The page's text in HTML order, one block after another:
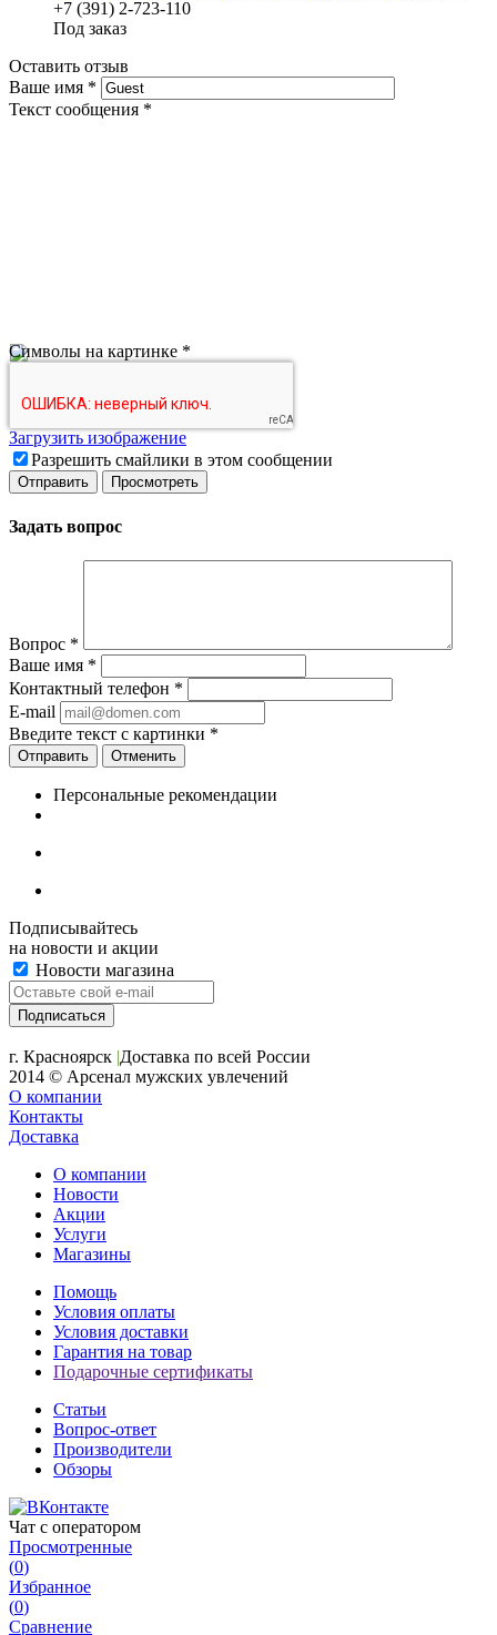
+7 (391) 2-723-110
Под заказ
Оставить отзыв
Ваше имя *
Текст сообщения *
Символы на картинке *
Загрузить изображение
Разрешить смайлики в этом сообщении
Задать вопрос
Вопрос *
Ваше имя *
Контактный телефон *
E-mail
Введите текст с картинки *
Отменить
Персональные рекомендации
Подписывайтесь
на новости и акции
Новости магазина
г. Красноярск |Доставка по всей России
2014 © Арсенал мужских увлечений
О компании
Контакты
Доставка
О компании
Новости
Акции
Услуги
Магазины
Помощь
Условия оплаты
Условия доставки
Гарантия на товар
Подарочные сертификаты
Статьи
Вопрос-ответ
Производители
Обзоры
Чат с оператором
Просмотренные
(0)
Избранное
(0)
Сравнение